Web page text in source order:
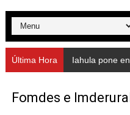
Nevado Gas optimiza
Balance semestral
Plan Vacacional
Alcaldía del Municipio
Última Hora Iahula pone en marcha
Fomdes e